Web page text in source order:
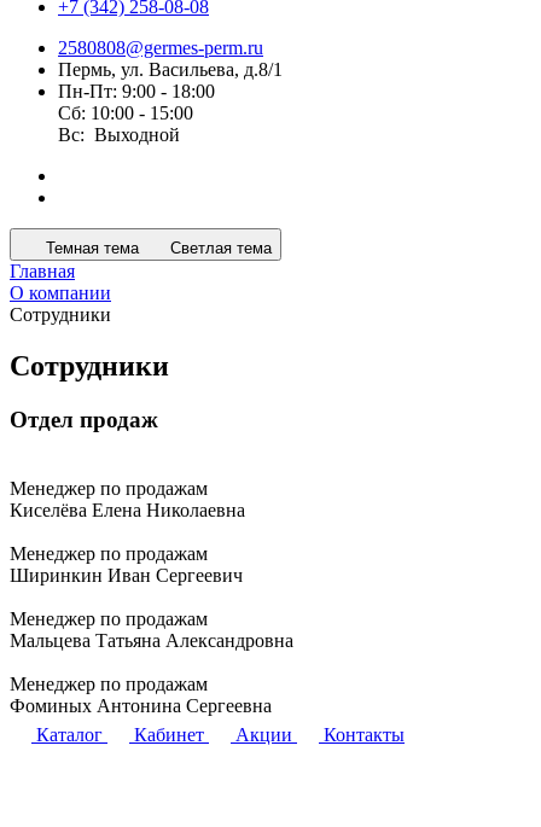
+7 (342) 258-08-08
2580808@germes-perm.ru
Пермь, ул. Васильева, д.8/1
Пн-Пт: 9:00 - 18:00
Сб: 10:00 - 15:00
Вс: Выходной
Темная тема Светлая тема
Главная
О компании
Сотрудники
Сотрудники
Отдел продаж
Менеджер по продажам
Киселёва Елена Николаевна
Менеджер по продажам
Ширинкин Иван Сергеевич
Менеджер по продажам
Мальцева Татьяна Александровна
Менеджер по продажам
Фоминых Антонина Сергеевна
Каталог
Кабинет Акции Контакты